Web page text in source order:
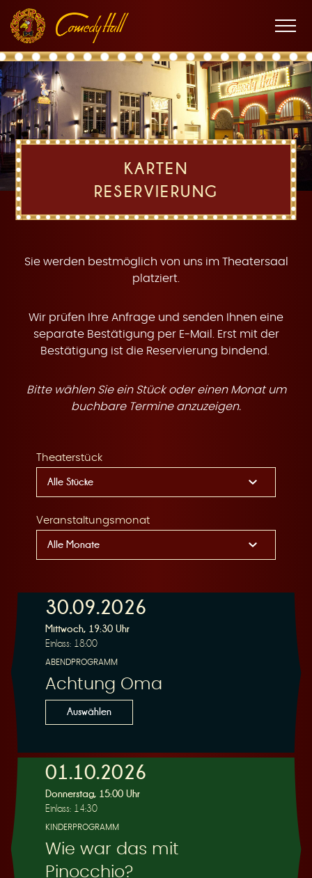
Hauptnavigation
Inhalt
Fußnavigation
K
a
r
e
R
e
s
Menü
KARTEN
RESERVIERUNG
Sie werden bestmöglich von uns im Theatersaal
platziert.
Wir prüfen Ihre Anfrage und senden Ihnen eine
separate Bestätigung per E-Mail. Erst mit der
Bestätigung ist die Reservierung bindend.
Bitte wählen Sie ein Stück oder einen Monat um
buchbare Termine anzuzeigen.
Theaterstück
Veranstaltungsmonat
30.09.2026
Mittwoch, 19:30 Uhr
Einlass: 18:00
ABENDPROGRAMM
Achtung Oma
Auswählen
01.10.2026
Donnerstag, 15:00 Uhr
Einlass: 14:30
KINDERPROGRAMM
Wie war das mit
Pinocchio?